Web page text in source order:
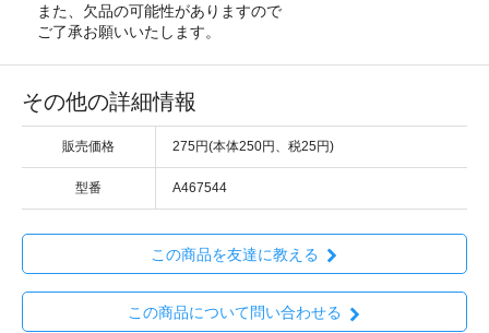
また、欠品の可能性がありますので
ご了承お願いいたします。
その他の詳細情報
販売価格 275円(本体250円、税25円)
型番 A467544
この商品を友達に教える
この商品について問い合わせる